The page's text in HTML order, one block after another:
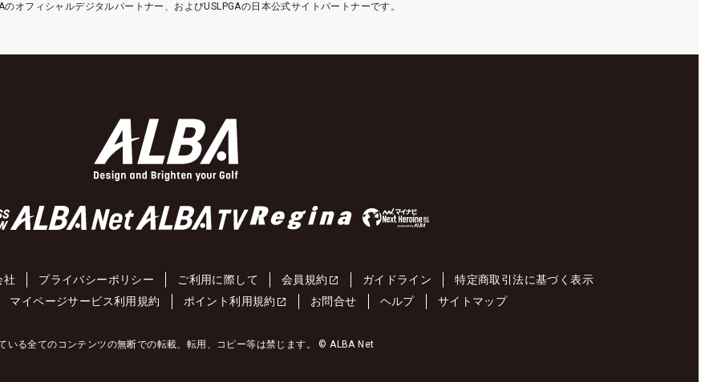
のオフィシャルデジタルパートナー、およびUSLPGAの日本公式サイトパートナーです。
社 プライバシーポリシー ご利用に際して 会員規約 ガイドライン
特定商取引法に基づく表示
マイページサービス利用規約 ポイント利用規約 お問合せ ヘルプ サイトマップ
いる全てのコンテンツの無断での転載、転用、コピー等は禁じます。 © ALBA Net